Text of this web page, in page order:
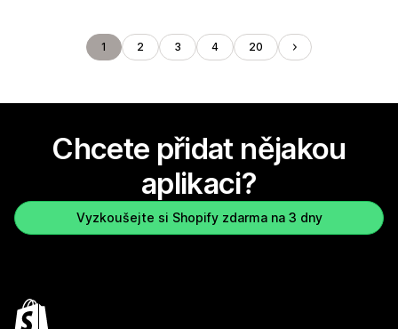
1 2 3 4 20
Chcete přidat nějakou
aplikaci?
Vyzkoušejte si Shopify zdarma na 3 dny